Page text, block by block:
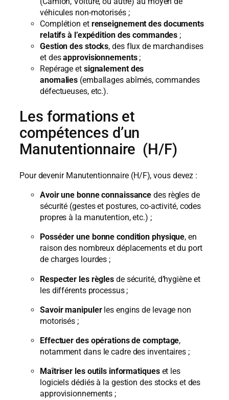
véhicules non-motorisés ;
Complétion et renseignement des documents
relatifs à l’expédition des commandes ;
Gestion des stocks, des flux de marchandises
et desapprovisionnements;
Repérage et signalement des
anomalies (emballages abîmés, commandes
défectueuses, etc.).
Les formations et
compétences d’un
Manutentionnaire (H/F)
Pour devenir Manutentionnaire (H/F), vous devez :
Avoir une bonne connaissance des règles de
sécurité (gestes et postures, co-activité, codes
propres à la manutention, etc.) ;
Posséder une bonne condition physique, en
raison des nombreux déplacements et du port
de charges lourdes ;
Respecter les règles de sécurité, d’hygiène et
les différents processus ;
Savoir manipulerles engins de levage non
motorisés ;
Effectuer des opérations de comptage,
notamment dans le cadre des inventaires ;
Maîtriser les outils informatiqueset les
logiciels dédiés à la gestion des stocks et des
approvisionnements ;